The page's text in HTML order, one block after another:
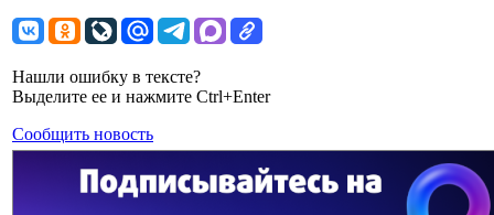
Нашли ошибку в тексте?
Выделите ее и нажмите Ctrl+Enter
Сообщить новость